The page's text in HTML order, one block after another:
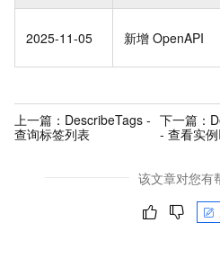
2025-11-05 新增 OpenAPI
上一篇： DescribeTags -
查询标签列表
下一篇：
- 查看实
该文章对您有